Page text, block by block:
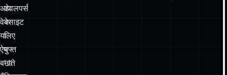
आप
वेबसाइट
या
ऐप
बनाते
डेवलपर्स
के
लिए
मुफ्त
UI